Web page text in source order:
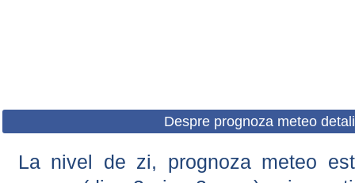
Despre prognoza meteo
La nivel de zi, prognoza meteo